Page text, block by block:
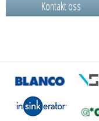
Kontakt oss